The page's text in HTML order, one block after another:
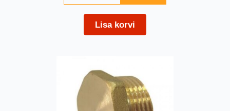
Lisa korvi